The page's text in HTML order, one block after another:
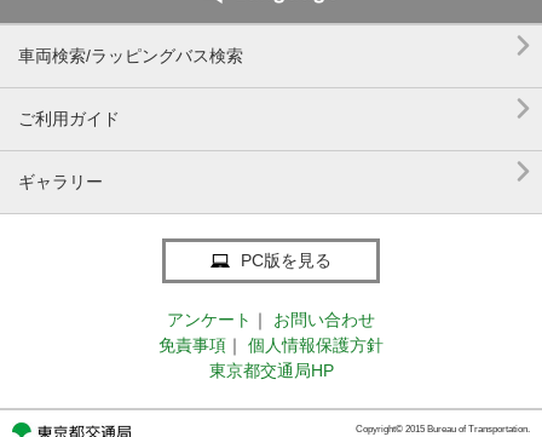
車両検索/ラッピングバス検索 
ご利用ガイド 
ギャラリー 
PC版を見る
アンケート ｜
お問い合わせ
免責事項 ｜
個人情報保護方針
東京都交通局HP
Copyright© 2015 Bureau of Transportation.